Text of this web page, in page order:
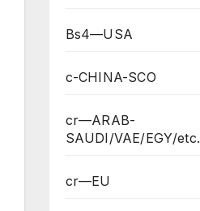
Bs4—USA
c-CHINA-SCO
cr—ARAB-
SAUDI/VAE/EGY/etc.
cr—EU